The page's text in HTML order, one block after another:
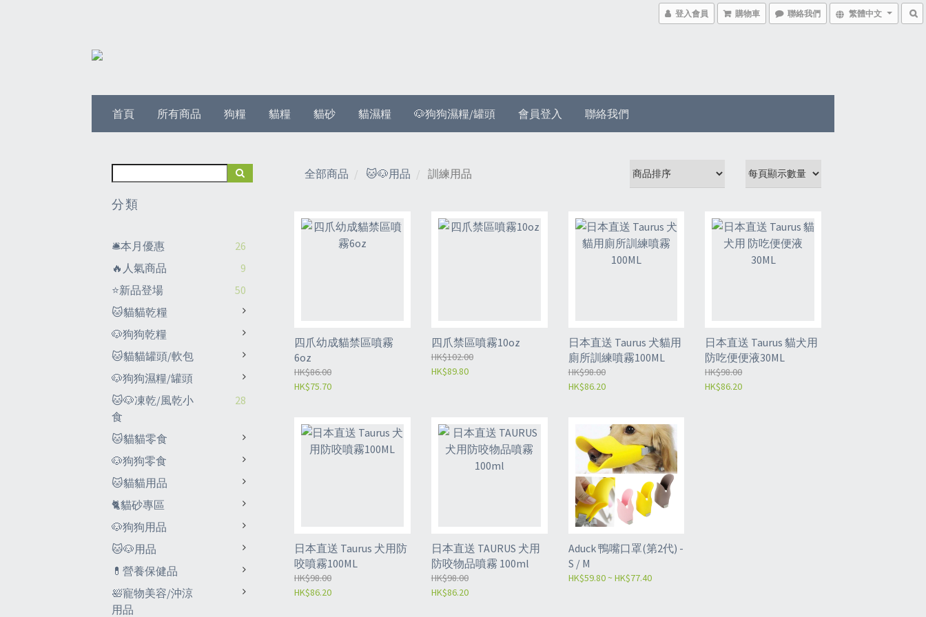
登入會員 購物車 聯絡我們 繁體中文
首頁 所有商品 狗糧 貓糧 貓砂 貓濕糧 🐶狗狗濕糧/罐頭 會員登入 聯絡我們
分類
🛎️本月優惠
26
🔥人氣商品
9
⭐新品登場
50
🐱貓貓乾糧
🐶狗狗乾糧
🐱貓貓罐頭/軟包
🐶狗狗濕糧/罐頭
🐱🐶凍乾/風乾小
食
28
🐱貓貓零食
🐶狗狗零食
🐱貓貓用品
🐈貓砂專區
🐶狗狗用品
🐱🐶用品
💊營養保健品
🛀寵物美容/沖涼
用品
全部商品 🐱🐶用品 訓練用品
四爪幼成貓禁區噴霧
6oz
HK$86.00
HK$75.70
四爪禁區噴霧10oz
HK$102.00
HK$89.80
日本直送 Taurus 犬貓用
廁所訓練噴霧100ML
HK$98.00
HK$86.20
日本直送 Taurus 貓犬用
防吃便便液30ML
HK$98.00
HK$86.20
日本直送 Taurus 犬用防
咬噴霧100ML
HK$98.00
HK$86.20
日本直送 TAURUS 犬用
防咬物品噴霧 100ml
HK$98.00
HK$86.20
Aduck 鴨嘴口罩(第2代) -
S / M
HK$59.80 ~ HK$77.40